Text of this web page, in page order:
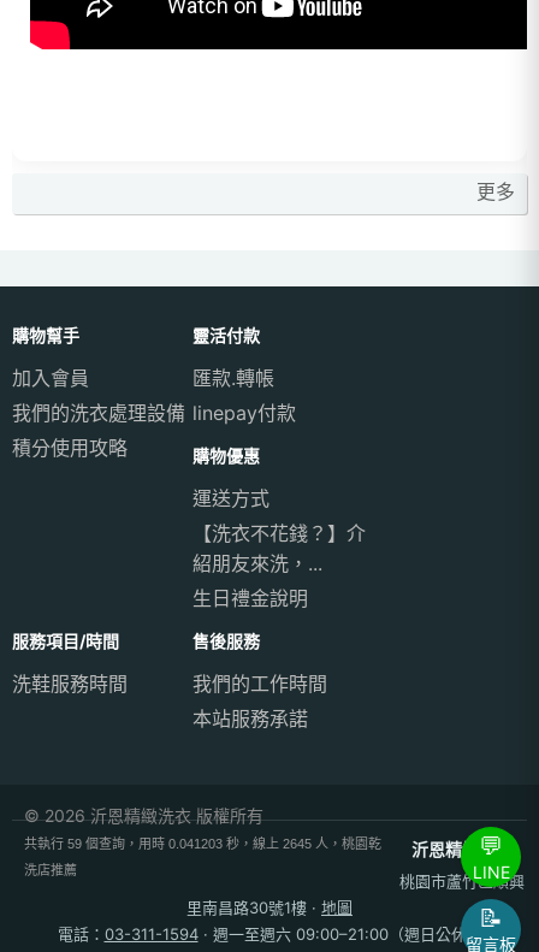
更多
購物幫手
加入會員
我們的洗衣處理設備
積分使用攻略
靈活付款
匯款.轉帳
linepay付款
購物優惠
運送方式
【洗衣不花錢？】介
紹朋友來洗，...
生日禮金說明
服務項目/時間
洗鞋服務時間
售後服務
我們的工作時間
本站服務承諾
© 2026 沂恩精緻洗衣 版權所有
共執行 59 個查詢，用時 0.041203 秒，線上 2645 人，桃園乾
洗店推薦
沂恩精緻洗衣
桃園市蘆竹區順興
里南昌路30號1樓 · 地圖
電話： 03-311-1594· 週一至週六 09:00–21:00（週日公休）
💬
LINE
📝
留言板